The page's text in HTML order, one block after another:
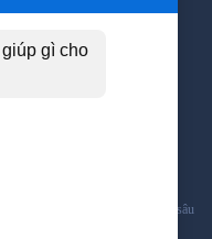
tại Việt Nam. Với việc chuyên sâu
vực: ...